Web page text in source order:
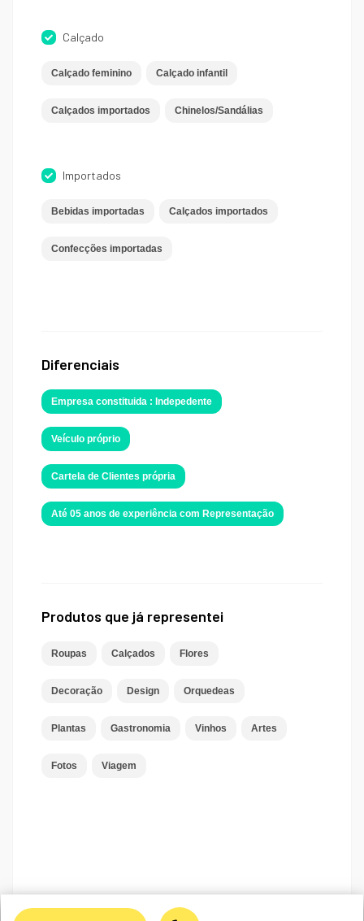
Calçado
Calçado feminino Calçado infantil
Calçados importados Chinelos/Sandálias
Importados
Bebidas importadas Calçados importados
Confecções importadas
Diferenciais
Empresa constituida : Indepedente
Veículo próprio
Cartela de Clientes própria
Até 05 anos de experiência com Representação
Produtos que já representei
Roupas Calçados Flores
Decoração Design Orquedeas
Plantas Gastronomia Vinhos Artes
Fotos Viagem